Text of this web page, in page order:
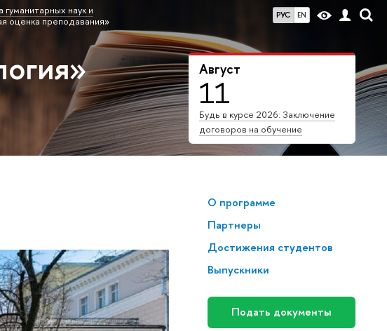
РУС EN
наук и
оценка преподавания»
Август
11
Будь в курсе 2026: Заключение
договоров на обучение
О программе
Партнеры
Достижения студентов
Выпускники
Подать документы